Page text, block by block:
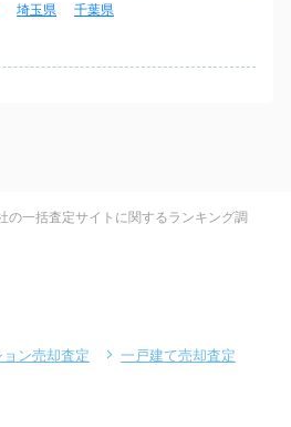
埼玉県
千葉県
一括査定サイトに関するランキング調
ョン売却査定
一戸建て売却査定